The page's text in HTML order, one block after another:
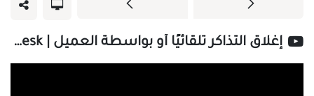
إغلاق التذاكر تلقائيًا أو بواسطة العميل | Helpdesk في Odoo